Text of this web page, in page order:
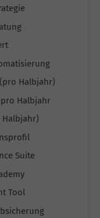
Halbjahr)
pro Halbjahr
Suite
Tool